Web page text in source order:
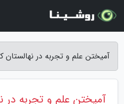
آمیختن علم و تجربه در نهالستان
آمیختن علم و تجربه در